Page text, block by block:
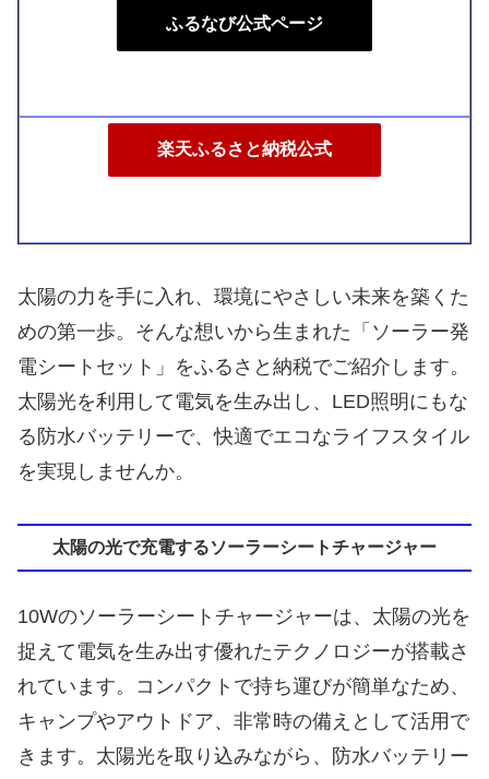
ふるなび公式ページ
楽天ふるさと納税公式
太陽の力を手に入れ、環境にやさしい未来を築くた
めの第一歩。そんな想いから生まれた「ソーラー発
電シートセット」をふるさと納税でご紹介します。
太陽光を利用して電気を生み出し、LED照明にもな
る防水バッテリーで、快適でエコなライフスタイル
を実現しませんか。
太陽の光で充電するソーラーシートチャージャー
10Wのソーラーシートチャージャーは、太陽の光を
捉えて電気を生み出す優れたテクノロジーが搭載さ
れています。コンパクトで持ち運びが簡単なため、
キャンプやアウトドア、非常時の備えとして活用で
きます。太陽光を取り込みながら、防水バッテリー